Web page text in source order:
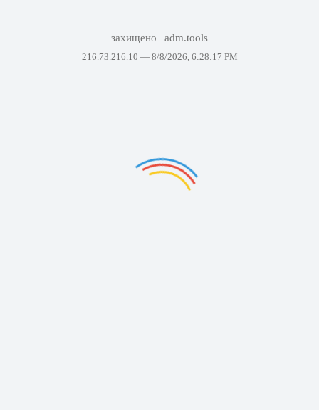
захищено adm.tools
216.73.216.10 — 8/8/2026, 6:28:17 PM